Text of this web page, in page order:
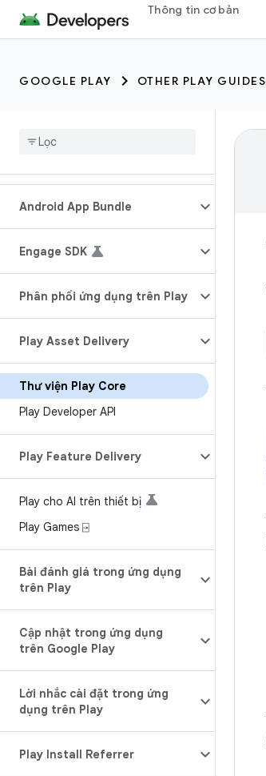
Thông tin cơ bản
GOOGLE PLAY OTHER PLAY GUIDES
Android App Bundle
Engage SDK
Phân phối ứng dụng trên Play
Play Asset Delivery
Thư viện Play Core
Play Developer API
Play Feature Delivery
Play cho AI trên thiết bị
Play Games ⍈
Bài đánh giá trong ứng dụng
trên Play
Cập nhật trong ứng dụng
trên Google Play
Lời nhắc cài đặt trong ứng
dụng trên Play
Play Install Referrer